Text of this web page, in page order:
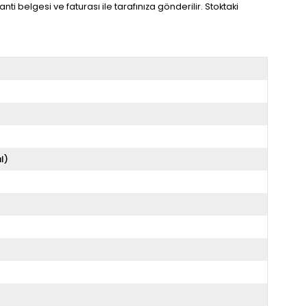
belgesi ve faturası ile tarafınıza gönderilir. Stoktaki